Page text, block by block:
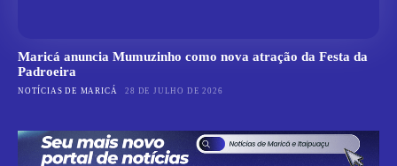
Maricá anuncia Mumuzinho como nova atração da Festa da
Padroeira
NOTÍCIAS DE MARICÁ 28 DE JULHO DE 2026